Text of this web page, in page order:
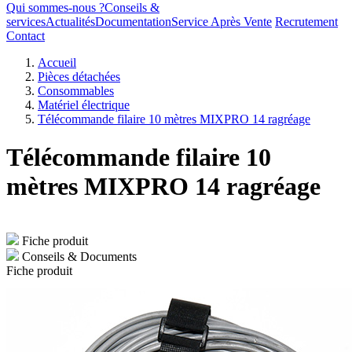
Qui sommes-nous ?Conseils &
servicesActualitésDocumentationService Après Vente Recrutement
Contact
Accueil
Pièces détachées
Consommables
Matériel électrique
Télécommande filaire 10 mètres MIXPRO 14 ragréage
Télécommande filaire 10
mètres MIXPRO 14 ragréage
Fiche produit
Conseils & Documents
Fiche produit